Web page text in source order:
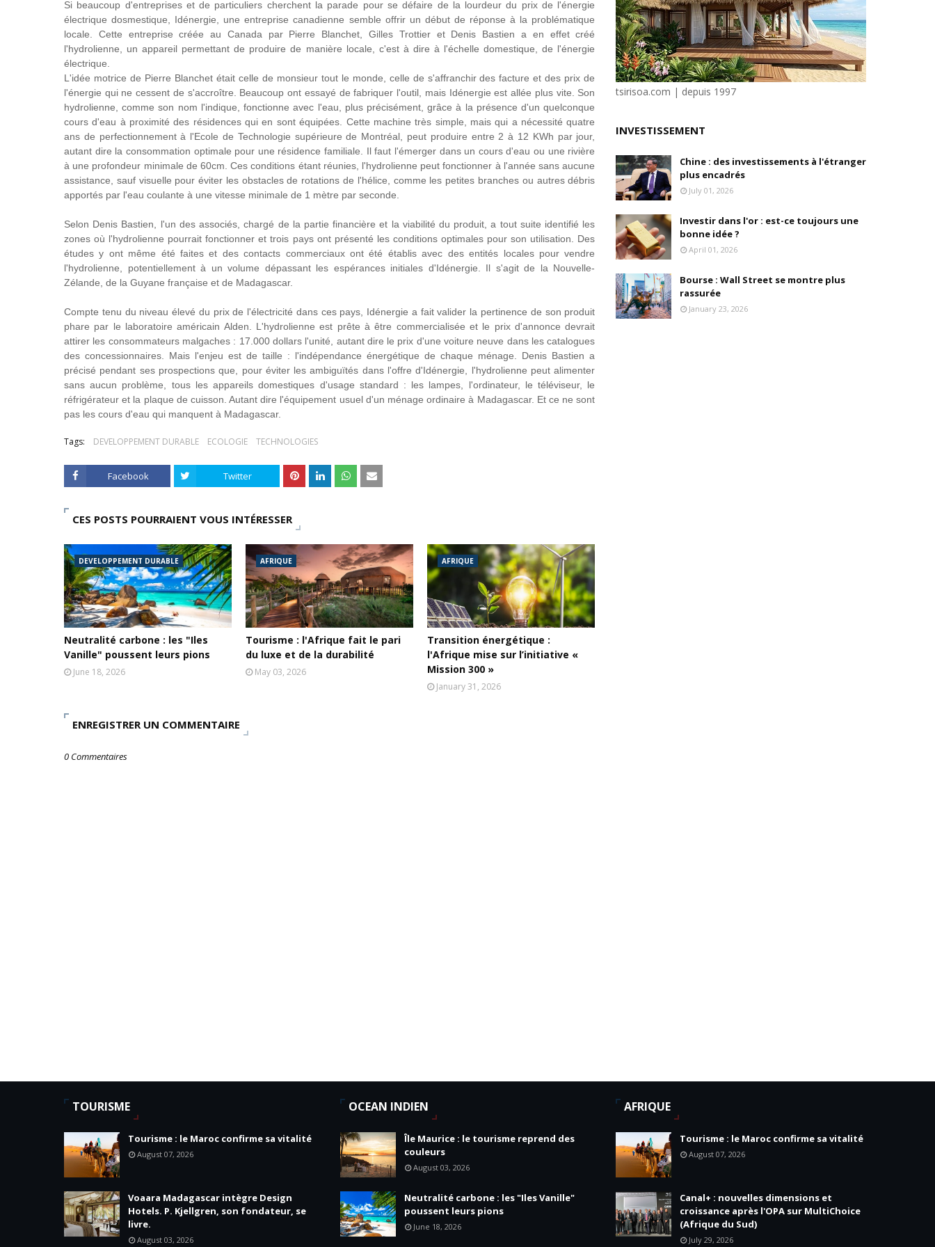
Unknown
-Jun 02 2026
VTC : Yango Group veut accélérer en Afrique
Marques françaises : Chanel aux sommets de la valorisation et la désirabilité
Tsirisoa Edition
May 13 2026
Art et médias sociaux : à l'ère de la "présence ciblée"
Unknown -May 09 2026
Tourisme : l'Afrique fait le pari du luxe et de la durabilité
Unknown -May 03 2026
Economie : quand le roi dollar grince
Unknown-Apr 26 2026
Tourisme : le Maroc confirme sa vitalité
Si beaucoup d'entreprises et de particuliers cherchent la parade pour se défaire de la lourdeur du prix de l'énergie
électrique dosmestique, Idénergie, une entreprise canadienne semble offrir un début de réponse à la problématique
locale. Cette entreprise créée au Canada par Pierre Blanchet, Gilles Trottier et Denis Bastien a en effet créé
l'hydrolienne, un appareil permettant de produire de manière locale, c'est à dire à l'échelle domestique, de l'énergie
électrique.
L'idée motrice de Pierre Blanchet était celle de monsieur tout le monde, celle de s'affranchir des facture et des prix de
l'énergie qui ne cessent de s'accroître. Beaucoup ont essayé de fabriquer l'outil, mais Idénergie est allée plus vite. Son
hydrolienne, comme son nom l'indique, fonctionne avec l'eau, plus précisément, grâce à la présence d'un quelconque
cours d'eau à proximité des résidences qui en sont équipées. Cette machine très simple, mais qui a nécessité quatre
ans de perfectionnement à l'Ecole de Technologie supérieure de Montréal, peut produire entre 2 à 12 KWh par jour,
autant dire la consommation optimale pour une résidence familiale. Il faut l'émerger dans un cours d'eau ou une rivière
à une profondeur minimale de 60cm. Ces conditions étant réunies, l'hydrolienne peut fonctionner à l'année sans aucune
assistance, sauf visuelle pour éviter les obstacles de rotations de l'hélice, comme les petites branches ou autres débris
apportés par l'eau coulante à une vitesse minimale de 1 mètre par seconde.
Selon Denis Bastien, l'un des associés, chargé de la partie financière et la viabilité du produit, a tout suite identifié les
zones où l'hydrolienne pourrait fonctionner et trois pays ont présenté les conditions optimales pour son utilisation. Des
études y ont même été faites et des contacts commerciaux ont été établis avec des entités locales pour vendre
l'hydrolienne, potentiellement à un volume dépassant les espérances initiales d'Idénergie. Il s'agit de la Nouvelle-
Zélande, de la Guyane française et de Madagascar.
Compte tenu du niveau élevé du prix de l'électricité dans ces pays, Idénergie a fait valider la pertinence de son produit
phare par le laboratoire américain Alden. L'hydrolienne est prête à être commercialisée et le prix d'annonce devrait
attirer les consommateurs malgaches : 17.000 dollars l'unité, autant dire le prix d'une voiture neuve dans les catalogues
des concessionnaires. Mais l'enjeu est de taille : l'indépendance énergétique de chaque ménage. Denis Bastien a
précisé pendant ses prospections que, pour éviter les ambiguïtés dans l'offre d'Idénergie, l'hydrolienne peut alimenter
sans aucun problème, tous les appareils domestiques d'usage standard : les lampes, l'ordinateur, le téléviseur, le
réfrigérateur et la plaque de cuisson. Autant dire l'équipement usuel d'un ménage ordinaire à Madagascar. Et ce ne sont
pas les cours d'eau qui manquent à Madagascar.
Tags: DEVELOPPEMENT DURABLE ECOLOGIE TECHNOLOGIES
Facebook Twitter
CES POSTS POURRAIENT VOUS INTÉRESSER
DEVELOPPEMENT DURABLE
Neutralité carbone : les "Iles
Vanille" poussent leurs pions
June 18, 2026
AFRIQUE
Tourisme : l'Afrique fait le pari
du luxe et de la durabilité
May 03, 2026
AFRIQUE
Transition énergétique :
l'Afrique mise sur l’initiative «
Mission 300 »
January 31, 2026
ENREGISTRER UN COMMENTAIRE
0 Commentaires
tsirisoa.com | depuis 1997
INVESTISSEMENT
Chine : des investissements à l'étranger
plus encadrés
July 01, 2026
Investir dans l'or : est-ce toujours une
bonne idée ?
April 01, 2026
Bourse : Wall Street se montre plus
rassurée
January 23, 2026
TOURISME
Tourisme : le Maroc confirme sa vitalité
August 07, 2026
Voaara Madagascar intègre Design
Hotels. P. Kjellgren, son fondateur, se
livre.
August 03, 2026
OCEAN INDIEN
Île Maurice : le tourisme reprend des
couleurs
August 03, 2026
Neutralité carbone : les "Iles Vanille"
poussent leurs pions
June 18, 2026
AFRIQUE
Tourisme : le Maroc confirme sa vitalité
August 07, 2026
Canal+ : nouvelles dimensions et
croissance après l'OPA sur MultiChoice
(Afrique du Sud)
July 29, 2026